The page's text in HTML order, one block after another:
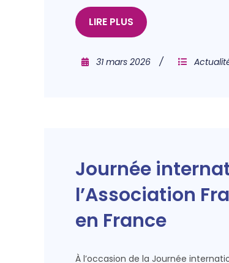
LIRE PLUS
31 mars 2026
Journée
l’Association
en France
À l’occasion de la Journée